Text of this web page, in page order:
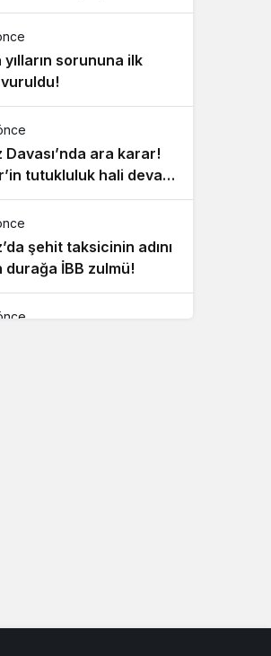
yılların sorununa ilk
Davası’nda ara karar!
tutukluluk hali devam
şehit taksicinin adını
durağa İBB zulmü!